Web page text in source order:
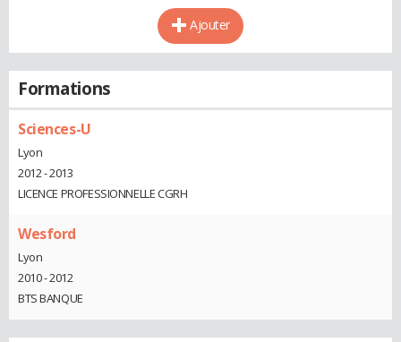
Ajouter
Formations
Sciences-U
Lyon
2012 - 2013
LICENCE PROFESSIONNELLE CGRH
Wesford
Lyon
2010 - 2012
BTS BANQUE